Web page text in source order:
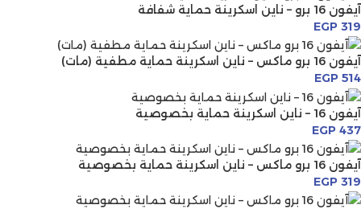
آيفون 16 برو – ناين اسكرينة حماية شفافة
EGP 319
آيفون 16 برو ماكس – ناين اسكرينة حماية مطفية (مات)
EGP 514
آيفون 16 – ناين اسكرينة حماية بخصوصية
EGP 437
آيفون 16 برو ماكس – ناين اسكرينة حماية بخصوصية
EGP 319